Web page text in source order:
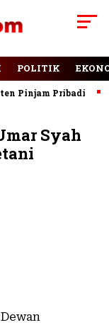
POLITIK
Pribadi
Syah